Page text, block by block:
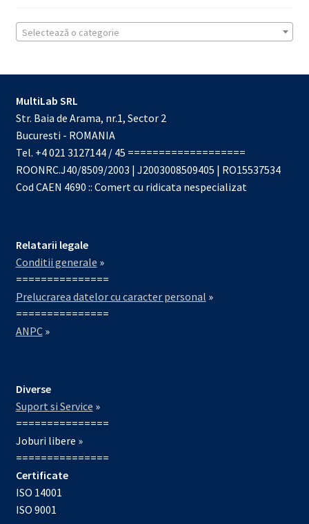
Selectează o categorie
MultiLab SRL
Str. Baia de Arama, nr.1, Sector 2
Bucuresti - ROMANIA
Tel. +4 021 3127144 / 45 ===================
ROONRC.J40/8509/2003 | J2003008509405 | RO15537534
Cod CAEN 4690 :: Comert cu ridicata nespecializat
Relatarii legale
Conditii generale »
===============
Prelucrarea datelor cu caracter personal »
===============
ANPC»
Diverse
Suport si Service »
===============
Joburi libere »
===============
Certificate
ISO 14001
ISO 9001